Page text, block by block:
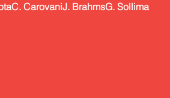
C. CarovaniJ. BrahmsG. Sollima